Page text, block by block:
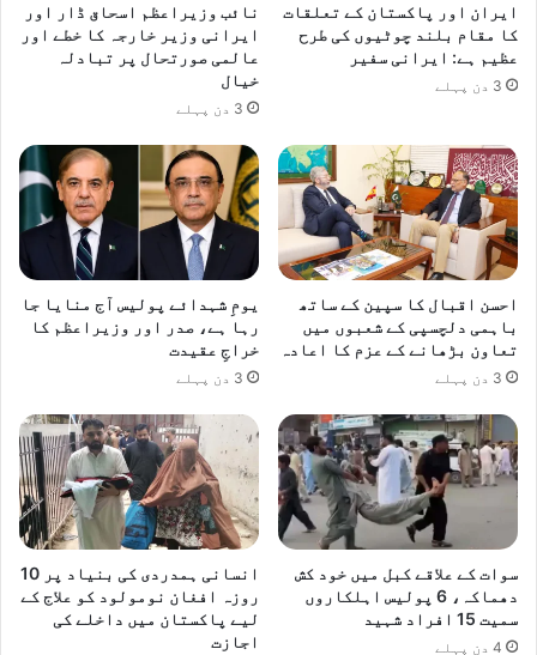
ایران اور پاکستان کے تعلقات
کا مقام بلند چوٹیوں کی طرح
عظیم ہے: ایرانی سفیر
3 دن پہلے
نائب وزیراعظم اسحاق ڈار اور
ایرانی وزیر خارجہ کا خطے اور
عالمی صورتحال پر تبادلہ
خیال
3 دن پہلے
احسن اقبال کا سپین کے ساتھ
باہمی دلچسپی کے شعبوں میں
تعاون بڑھانے کے عزم کا اعادہ
3 دن پہلے
یومِ شہدائے پولیس آج منایا جا
رہا ہے، صدر اور وزیراعظم کا
خراجِ عقیدت
3 دن پہلے
سوات کے علاقے کبل میں خود کش
دھماکہ، 6 پولیس اہلکاروں
سمیت 15 افراد شہید
4 دن پہلے
انسانی ہمدردی کی بنیاد پر 10
روزہ افغان نومولود کو علاج کے
لیے پاکستان میں داخلے کی
اجازت